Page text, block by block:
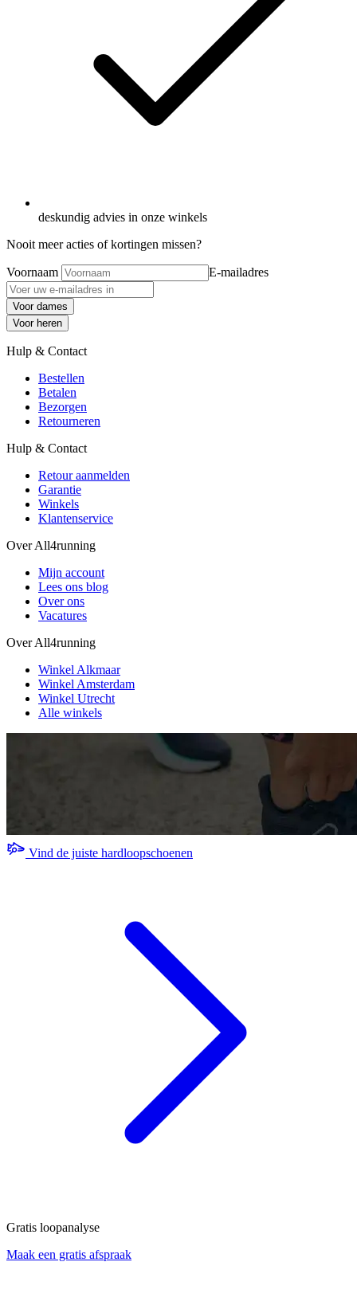
deskundig advies in onze winkels
Nooit meer acties of kortingen missen?
Voornaam E-mailadres
Voor dames
Voor heren
Hulp & Contact
Bestellen
Betalen
Bezorgen
Retourneren
Hulp & Contact
Retour aanmelden
Garantie
Winkels
Klantenservice
Over All4running
Mijn account
Lees ons blog
Over ons
Vacatures
Over All4running
Winkel Alkmaar
Winkel Amsterdam
Winkel Utrecht
Alle winkels
Vind de juiste hardloopschoenen
Gratis loopanalyse
Maak een gratis afspraak